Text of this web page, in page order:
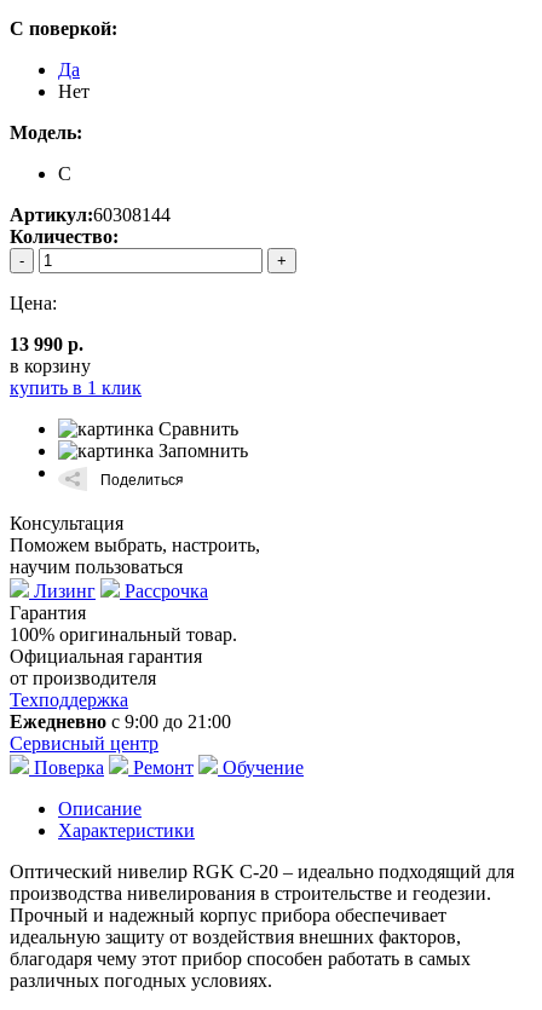
С поверкой:
Да
Нет
Модель:
C
Артикул:60308144
Количество:
- +
Цена:
13 990 р.
в корзину
купить в 1 клик
Сравнить
Запомнить
Консультация
Поможем выбрать, настроить,
научим пользоваться
Лизинг
Рассрочка
Гарантия
100% оригинальный товар.
Официальная гарантия
от производителя
Техподдержка
Ежедневно с 9:00 до 21:00
Сервисный центр
Поверка
Ремонт
Обучение
Описание
Характеристики
Оптический нивелир RGK C-20 – идеально подходящий для
производства нивелирования в строительстве и геодезии.
Прочный и надежный корпус прибора обеспечивает
идеальную защиту от воздействия внешних факторов,
благодаря чему этот прибор способен работать в самых
различных погодных условиях.